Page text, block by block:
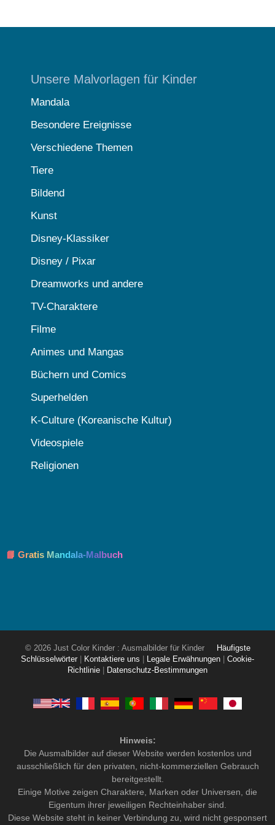
Unsere Malvorlagen für Kinder
Mandala
Besondere Ereignisse
Verschiedene Themen
Tiere
Bildend
Kunst
Disney-Klassiker
Disney / Pixar
Dreamworks und andere
TV-Charaktere
Filme
Animes und Mangas
Büchern und Comics
Superhelden
K-Culture (Koreanische Kultur)
Videospiele
Religionen
📘 Gratis Mandala-Malbuch
© 2026 Just Color Kinder : Ausmalbilder für Kinder
Häufigste
Schlüsselwörter
Kontaktiere uns Legale Erwähnungen
Cookie-
Richtlinie
Datenschutz-Bestimmungen
Hinweis:
Die Ausmalbilder auf dieser Website werden kostenlos und
ausschließlich für den privaten, nicht-kommerziellen Gebrauch
bereitgestellt.
Einige Motive zeigen Charaktere, Marken oder Universen, die
Eigentum ihrer jeweiligen Rechteinhaber sind.
Diese Website steht in keiner Verbindung zu, wird nicht gesponsert